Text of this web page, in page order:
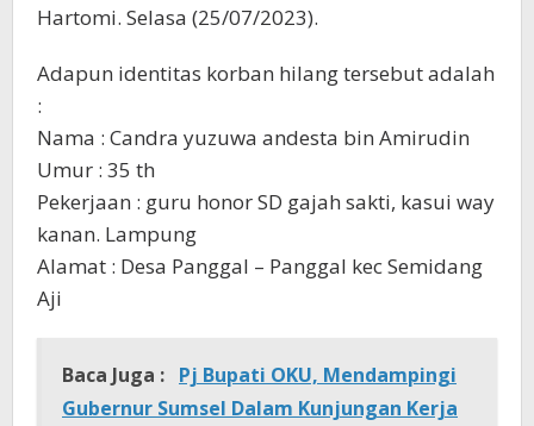
Hartomi. Selasa (25/07/2023).
Adapun identitas korban hilang tersebut adalah
:
Nama : Candra yuzuwa andesta bin Amirudin
Umur : 35 th
Pekerjaan : guru honor SD gajah sakti, kasui way
kanan. Lampung
Alamat : Desa Panggal – Panggal kec Semidang
Aji
Baca Juga : Pj Bupati OKU, Mendampingi
Gubernur Sumsel Dalam Kunjungan Kerja